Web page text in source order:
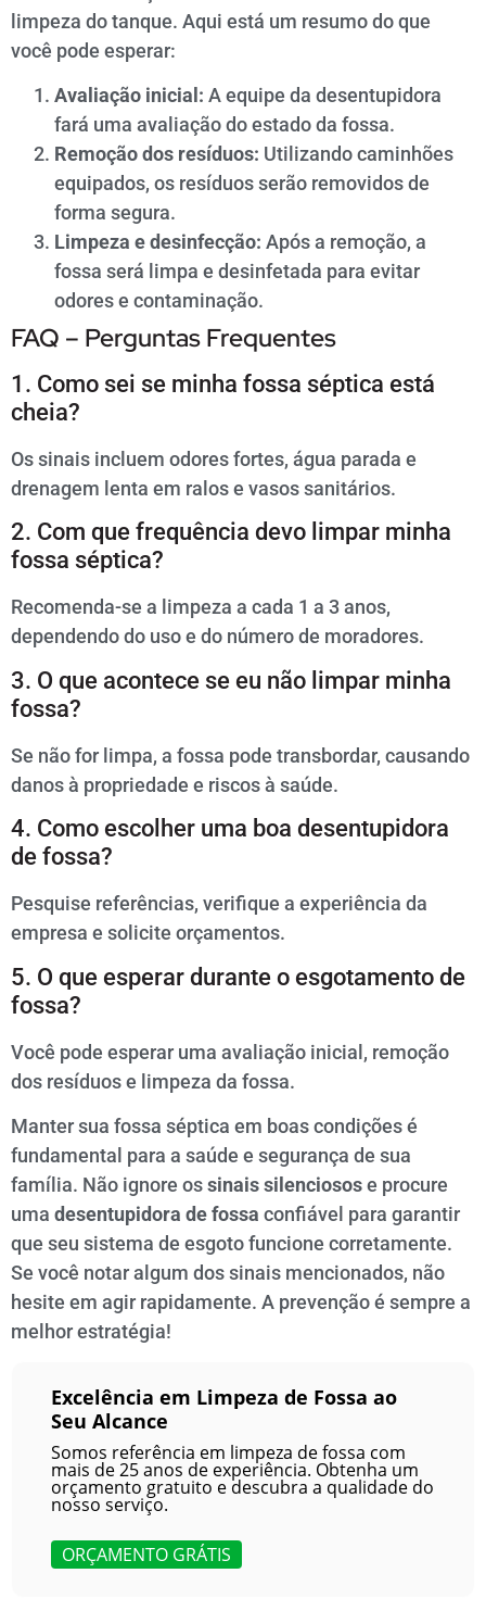
limpeza do tanque. Aqui está um resumo do que
você pode esperar:
Avaliação inicial: A equipe da desentupidora
fará uma avaliação do estado da fossa.
Remoção dos resíduos: Utilizando caminhões
equipados, os resíduos serão removidos de
forma segura.
Limpeza e desinfecção: Após a remoção, a
fossa será limpa e desinfetada para evitar
odores e contaminação.
FAQ – Perguntas Frequentes
1. Como sei se minha fossa séptica está
cheia?
Os sinais incluem odores fortes, água parada e
drenagem lenta em ralos e vasos sanitários.
2. Com que frequência devo limpar minha
fossa séptica?
Recomenda-se a limpeza a cada 1 a 3 anos,
dependendo do uso e do número de moradores.
3. O que acontece se eu não limpar minha
fossa?
Se não for limpa, a fossa pode transbordar, causando
danos à propriedade e riscos à saúde.
4. Como escolher uma boa desentupidora
de fossa?
Pesquise referências, verifique a experiência da
empresa e solicite orçamentos.
5. O que esperar durante o esgotamento de
fossa?
Você pode esperar uma avaliação inicial, remoção
dos resíduos e limpeza da fossa.
Manter sua fossa séptica em boas condições é
fundamental para a saúde e segurança de sua
família. Não ignore ossinais silenciosose procure
uma desentupidora de fossa confiável para garantir
que seu sistema de esgoto funcione corretamente.
Se você notar algum dos sinais mencionados, não
hesite em agir rapidamente. A prevenção é sempre a
melhor estratégia!
Excelência em Limpeza de Fossa ao
Seu Alcance
Somos referência em limpeza de fossa com
mais de 25 anos de experiência. Obtenha um
orçamento gratuito e descubra a qualidade do
nosso serviço.
ORÇAMENTO GRÁTIS